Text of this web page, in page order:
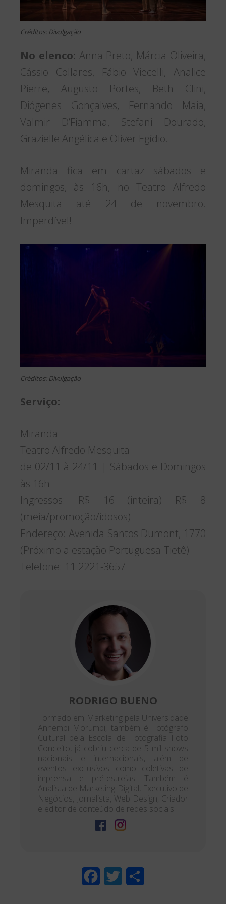
Créditos: Divulgação
No elenco: Anna Preto, Márcia Oliveira,
Cássio Collares, Fábio Viecelli, Analice
Pierre, Augusto Portes, Beth Clini,
Diógenes Gonçalves, Fernando Maia,
Valmir D’Fiamma, Stefani Dourado,
Grazielle Angélica e Oliver Egídio.
Miranda fica em cartaz sábados e
domingos, às 16h, no Teatro Alfredo
Mesquita até 24 de novembro.
Imperdível!
Créditos: Divulgação
Serviço:
Miranda
Teatro Alfredo Mesquita
de 02/11 à 24/11 | Sábados e Domingos
às 16h
Ingressos: R$ 16 (inteira) R$ 8
(meia/promoção/idosos)
Endereço: Avenida Santos Dumont, 1770
(Próximo a estação Portuguesa-Tietê)
Telefone: 11 2221-3657
RODRIGO BUENO
Formado em Marketing pela Universidade
Anhembi Morumbi, também é Fotógrafo
Cultural pela Escola de Fotografia Foto
Conceito, já cobriu cerca de 5 mil shows
nacionais e internacionais, além de
eventos exclusivos como coletivas de
imprensa e pré-estreias. Também é
Analista de Marketing Digital, Executivo de
Negócios, Jornalista, Web Design, Criador
e editor de conteúdo de redes sociais.